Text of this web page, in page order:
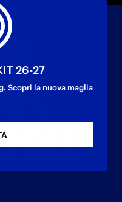
FC
26-27
Scopri la nuova maglia